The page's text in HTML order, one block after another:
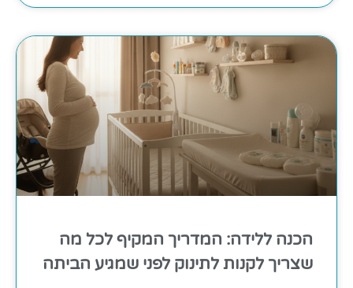
הכנה ללידה: המדריך המקיף לכל מה
שצריך לקנות לתינוק לפני שמגיע הביתה